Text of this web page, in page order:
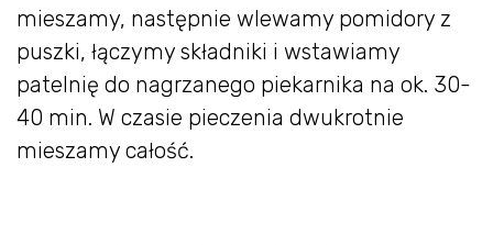
mieszamy, następnie wlewamy pomidory z
puszki, łączymy składniki i wstawiamy
patelnię do nagrzanego piekarnika na ok. 30-
40 min. W czasie pieczenia dwukrotnie
mieszamy całość.